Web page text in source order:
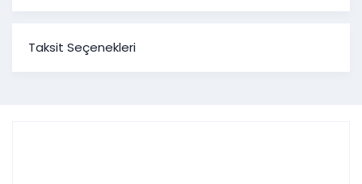
Taksit Seçenekleri